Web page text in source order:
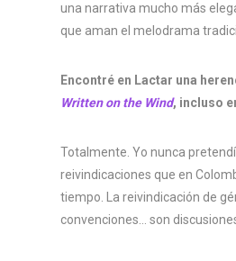
una narrativa mucho más
que aman el melodrama
Encontré en Lactar una
Written on the Wind, incluso
Totalmente. Yo nunca
reivindicaciones que en
tiempo. La reivindicación de
convenciones… son